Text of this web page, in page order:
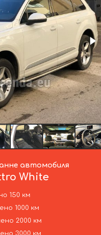
автомобиля
White
150 км
1000 км
2000 км
3000 км